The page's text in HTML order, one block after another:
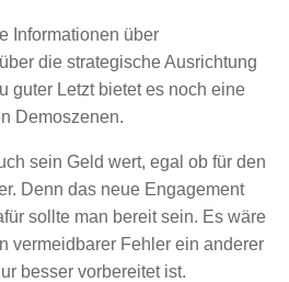
Informationen über
die strategische Ausrichtung
guter Letzt bietet es noch eine
Demoszenen.
sein Geld wert, egal ob für den
Denn das neue Engagement
sollte man bereit sein. Es wäre
vermeidbarer Fehler ein anderer
besser vorbereitet ist.